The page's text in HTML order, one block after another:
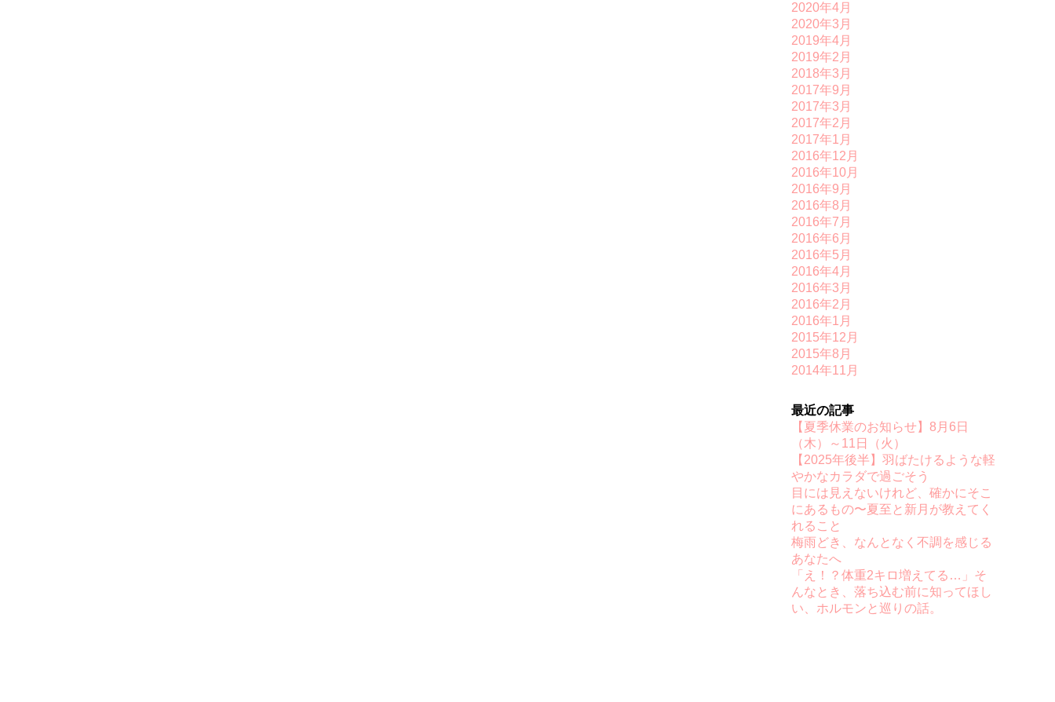
2020年4月
2020年3月
2019年4月
2019年2月
2018年3月
2017年9月
2017年3月
2017年2月
2017年1月
2016年12月
2016年10月
2016年9月
2016年8月
2016年7月
2016年6月
2016年5月
2016年4月
2016年3月
2016年2月
2016年1月
2015年12月
2015年8月
2014年11月
最近の記事
【夏季休業のお知らせ】8月6日
（木）～11日（火）
【2025年後半】羽ばたけるような軽
やかなカラダで過ごそう
目には見えないけれど、確かにそこ
にあるもの〜夏至と新月が教えてく
れること
梅雨どき、なんとなく不調を感じる
あなたへ
「え！？体重2キロ増えてる…」そ
んなとき、落ち込む前に知ってほし
い、ホルモンと巡りの話。